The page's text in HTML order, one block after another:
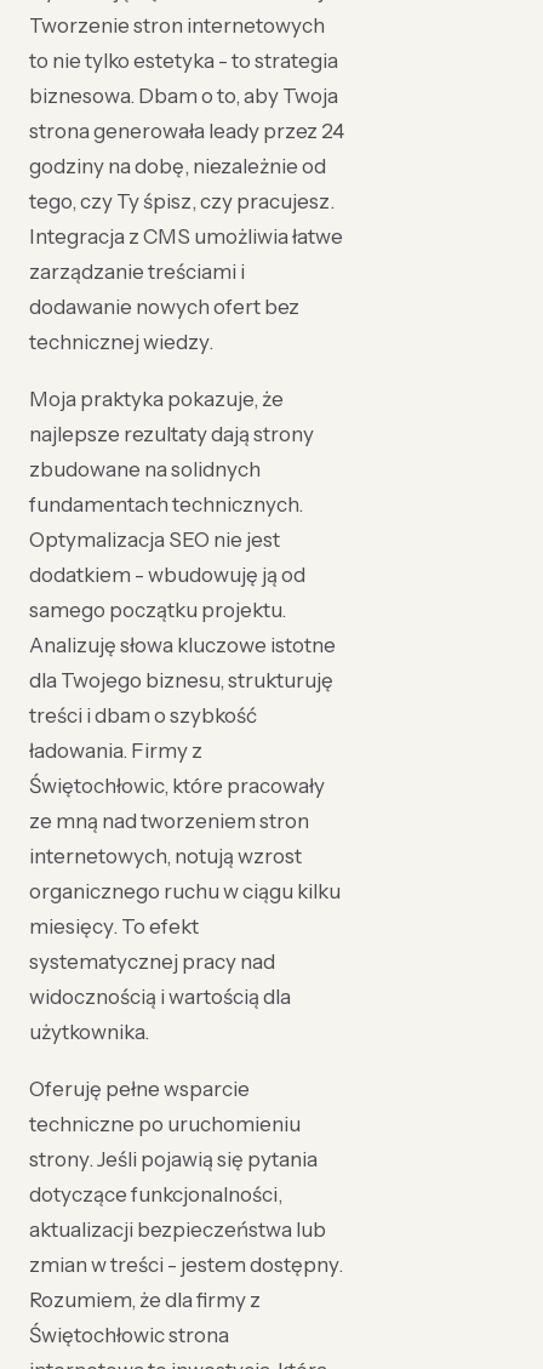
Tworzenie stron internetowych
to nie tylko estetyka - to strategia
biznesowa. Dbam o to, aby Twoja
strona generowała leady przez 24
godziny na dobę, niezależnie od
tego, czy Ty śpisz, czy pracujesz.
Integracja z CMS umożliwia łatwe
zarządzanie treściami i
dodawanie nowych ofert bez
technicznej wiedzy.
Moja praktyka pokazuje, że
najlepsze rezultaty dają strony
zbudowane na solidnych
fundamentach technicznych.
Optymalizacja SEO nie jest
dodatkiem - wbudowuję ją od
samego początku projektu.
Analizuję słowa kluczowe istotne
dla Twojego biznesu, strukturuję
treści i dbam o szybkość
ładowania. Firmy z
Świętochłowic, które pracowały
ze mną nad tworzeniem stron
internetowych, notują wzrost
organicznego ruchu w ciągu kilku
miesięcy. To efekt
systematycznej pracy nad
widocznością i wartością dla
użytkownika.
Oferuję pełne wsparcie
techniczne po uruchomieniu
strony. Jeśli pojawią się pytania
dotyczące funkcjonalności,
aktualizacji bezpieczeństwa lub
zmian w treści - jestem dostępny.
Rozumiem, że dla firmy z
Świętochłowic strona